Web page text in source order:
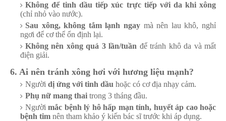
Không để tinh dầu tiếp xúc trực tiếp với da khi xông
(chỉ nhỏ vào nước).
Sau xông, không tắm lạnh ngay mà nên lau khô, nghỉ
ngơi để cơ thể ổn định lại.
Không nên xông quá 3 lần/tuần để tránh khô da và mất
điện giải.
6. Ai nên tránh xông hơi với hương liệu mạnh?
Người dị ứng với tinh dầu hoặc có cơ địa nhạy cảm.
Phụ nữ mang thai trong 3 tháng đầu.
Ngườimắc bệnh lý hô hấp mạn tính, huyết áp cao hoặc
bệnh tim nên tham khảo ý kiến bác sĩ trước khi áp dụng.